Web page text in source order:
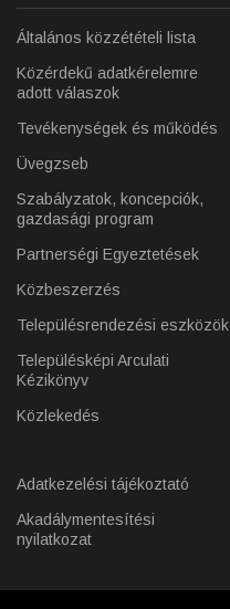
Általános közzétételi lista
Közérdekű adatkérelemre
adott válaszok
Tevékenységek és működés
Üvegzseb
Szabályzatok, koncepciók,
gazdasági program
Partnerségi Egyeztetések
Közbeszerzés
Településrendezési eszközök
Településképi Arculati
Kézikönyv
Közlekedés
Adatkezelési tájékoztató
Akadálymentesítési
nyilatkozat